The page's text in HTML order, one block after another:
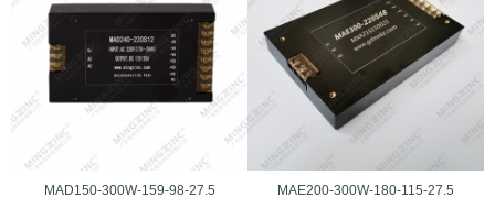
MAD150-300W-159-98-27.5 MAE200-300W-180-115-27.5